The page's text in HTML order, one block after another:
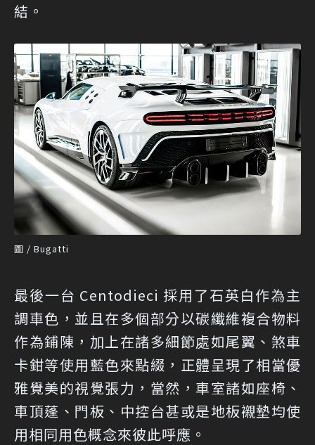
結。
圖 / Bugatti
最後一台 Centodieci 採用了石英白作為主
調車色，並且在多個部分以碳纖維複合物料
作為鋪陳，加上在諸多細節處如尾翼、煞車
卡鉗等使用藍色來點綴，正體呈現了相當優
雅覺美的視覺張力，當然，車室諸如座椅、
車頂蓬、門板、中控台甚或是地板襯墊均使
用相同用色概念來彼此呼應。